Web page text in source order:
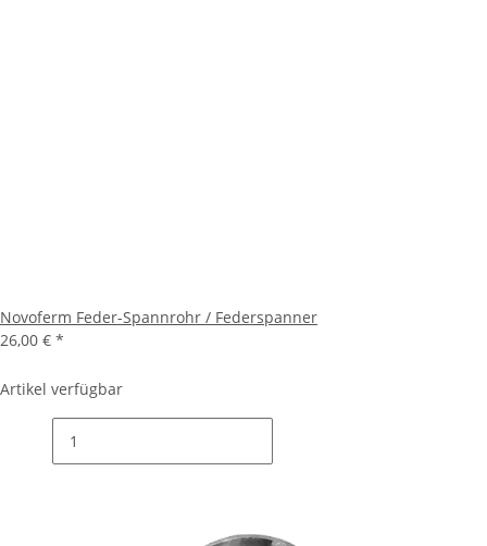
Novoferm Feder-Spannrohr / Federspanner
26,00 € *
Artikel verfügbar